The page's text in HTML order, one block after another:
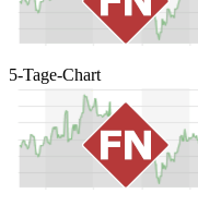
5-Tage-Chart